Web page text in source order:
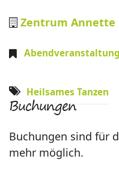
Zentrum Annette
Heilsames Tanzen
Buchungen
Buchungen sind für
mehr möglich.